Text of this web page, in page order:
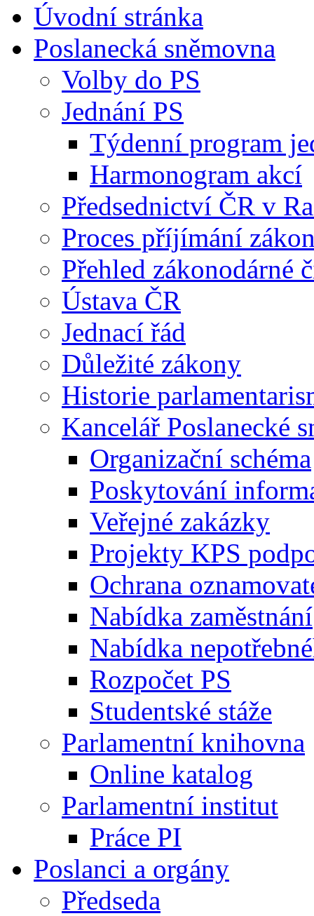
Úvodní stránka
Poslanecká sněmovna
Volby do PS
Jednání PS
Týdenní program
Harmonogram akcí
Předsednictví ČR v
Proces příjímání
Přehled zákonodárné
Ústava ČR
Jednací řád
Důležité zákony
Historie
Kancelář Poslanecké
Organizační schéma
Poskytování
Veřejné zakázky
Projekty KPS
Ochrana
Nabídka zaměstnání
Nabídka
Rozpočet PS
Studentské stáže
Parlamentní knihovna
Online katalog
Parlamentní institut
Práce PI
Poslanci a orgány
Předseda